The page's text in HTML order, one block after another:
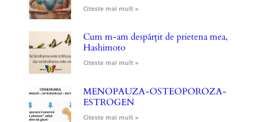
Citeste mai mult »
Cum m-am despărțit de prietena mea,
Hashimoto
Citeste mai mult »
MENOPAUZA-OSTEOPOROZA-
ESTROGEN
Citeste mai mult »